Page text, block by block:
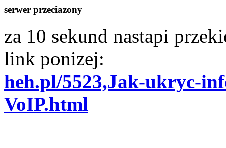
serwer przeciazony
za 10 sekund nastapi
link ponizej:
heh.pl/5523,Jak-ukryc-
VoIP.html